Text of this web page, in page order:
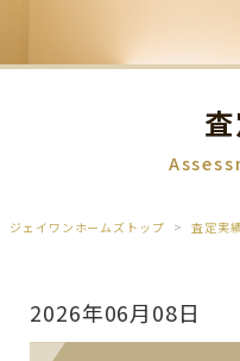
ジェイワンホームズトップ 査定実
2026年06月08日